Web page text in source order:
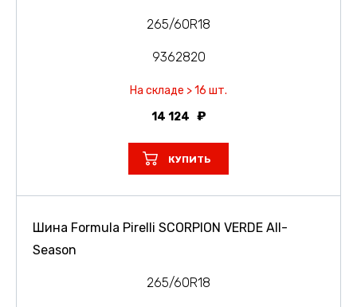
265/60R18
9362820
На складе > 16 шт.
14 124
КУПИТЬ
Шина Formula Pirelli SCORPION VERDE All-
Season
265/60R18